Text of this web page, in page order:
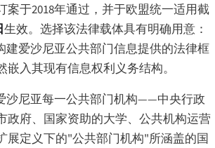
案于2018年通过，并于欧盟统一适用截
生效。选择该法律载体具有明确用意：
建爱沙尼亚公共部门信息提供的法律框
入其现有信息权利义务结构。
沙尼亚每一公共部门机构——中央行政
政府、国家资助的大学、公共机构运营
展定义下的"公共部门机构"所涵盖的国